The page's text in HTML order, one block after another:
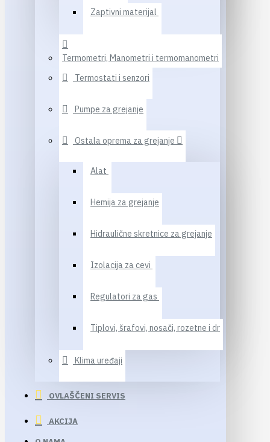
Zaptivni materijal
Termometri, Manometri i termomanometri
Termostati i senzori
Pumpe za grejanje
Ostala oprema za grejanje
Alat
Hemija za grejanje
Hidraulične skretnice za grejanje
Izolacija za cevi
Regulatori za gas
Tiplovi, šrafovi, nosači, rozetne i dr
Klima uređaji
OVLAŠČENI SERVIS
AKCIJA